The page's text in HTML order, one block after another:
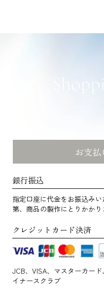
お支
銀行振込
指定口座に代金をお振込み
第、商品の製作にとりかかり
クレジットカード決済
JCB、VISA、マスターカー
イナースクラブ